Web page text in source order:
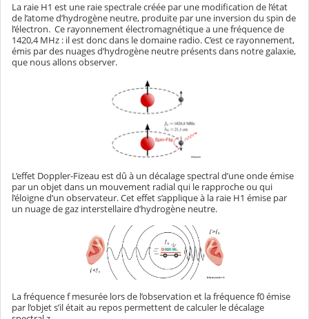
La raie H1 est une raie spectrale créée par une modification de l’état
de l’atome d’hydrogène neutre, produite par une inversion du spin de
l’électron. Ce rayonnement électromagnétique a une fréquence de
1420,4 MHz : il est donc dans le domaine radio. C’est ce rayonnement,
émis par des nuages d’hydrogène neutre présents dans notre galaxie,
que nous allons observer.
L’effet Doppler-Fizeau est dû à un décalage spectral d’une onde émise
par un objet dans un mouvement radial qui le rapproche ou qui
l’éloigne d’un observateur. Cet effet s’applique à la raie H1 émise par
un nuage de gaz interstellaire d’hydrogène neutre.
La fréquence f mesurée lors de l’observation et la fréquence f0 émise
par l’objet s’il était au repos permettent de calculer le décalage